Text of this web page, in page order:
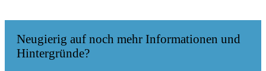
Neugierig auf noch mehr Informationen und
Hintergründe?